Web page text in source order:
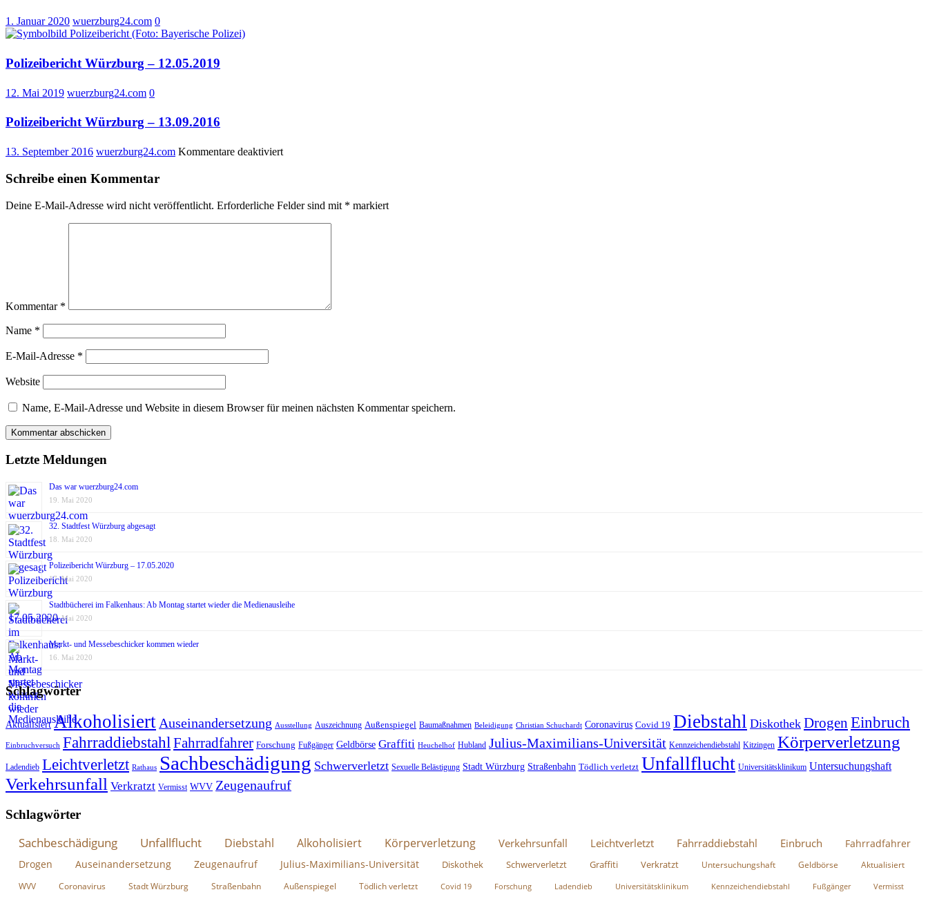
1. Januar 2020 wuerzburg24.com 0
Polizeibericht Würzburg – 12.05.2019
12. Mai 2019 wuerzburg24.com 0
Polizeibericht Würzburg – 13.09.2016
13. September 2016 wuerzburg24.com Kommentare deaktiviertfür
13.09.2016
Schreibe einen Kommentar
Deine E-Mail-Adresse wird nicht veröffentlicht. Erforderliche Felder sind mit * markiert
Kommentar *
Name *
E-Mail-Adresse *
Website
Name, E-Mail-Adresse und Website in diesem Browser für meinen nächsten Kommentar speichern.
Letzte Meldungen
Das war wuerzburg24.com
19. Mai 2020
32. Stadtfest Würzburg abgesagt
18. Mai 2020
Polizeibericht Würzburg – 17.05.2020
17. Mai 2020
Stadtbücherei im Falkenhaus: Ab Montag startet wieder die Medienausleihe
17. Mai 2020
Markt- und Messebeschicker kommen wieder
16. Mai 2020
Schlagwörter
Aktualisiert Alkoholisiert Auseinandersetzung Ausstellung Auszeichnung Außenspiegel Baumaßnahmen Beleidigung Christian Schuchardt Coronavirus Covid 19 Diebstahl Diskothek Drogen Einbruch
Einbruchversuch FahrraddiebstahlFahrradfahrer Forschung Fußgänger Geldbörse Graffiti Heuchelhof Hubland Julius-Maximilians-Universität Kennzeichendiebstahl Kitzingen Körperverletzung
Ladendieb Leichtverletzt Rathaus Sachbeschädigung Schwerverletzt Sexuelle Belästigung Stadt Würzburg Straßenbahn Tödlich verletzt Unfallflucht Universitätsklinikum Untersuchungshaft
Verkehrsunfall Verkratzt Vermisst WVV Zeugenaufruf
Schlagwörter
Sachbeschädigung Unfallflucht Diebstahl Alkoholisiert Körperverletzung Verkehrsunfall Leichtverletzt Fahrraddiebstahl Einbruch
Fahrradfahrer
Drogen
Auseinandersetzung Zeugenaufruf Julius-Maximilians-Universität Diskothek Schwerverletzt Graffiti Verkratzt Untersuchungshaft Geldbörse
Aktualisiert
WVV
Coronavirus Stadt Würzburg Straßenbahn Außenspiegel Tödlich verletzt Covid 19 Forschung Ladendieb Universitätsklinikum Kennzeichendiebstahl Fußgänger Vermisst